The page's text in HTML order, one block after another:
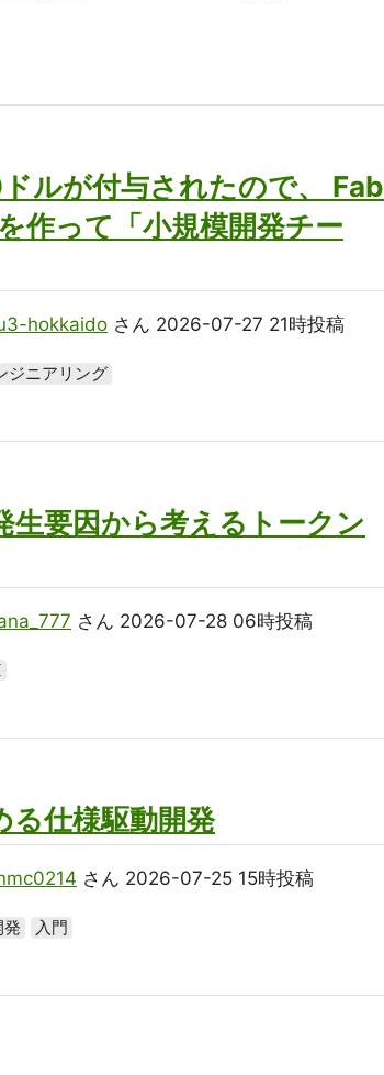
ルが付与されたので、 Fab
作って「小規模開発チー
hokkaido さん 2026-07-27 21時投稿
ジニアリング
生要因から考えるトークン
さん 2026-07-28 06時投稿
る仕様駆動開発
さん 2026-07-25 15時投稿
発 入門